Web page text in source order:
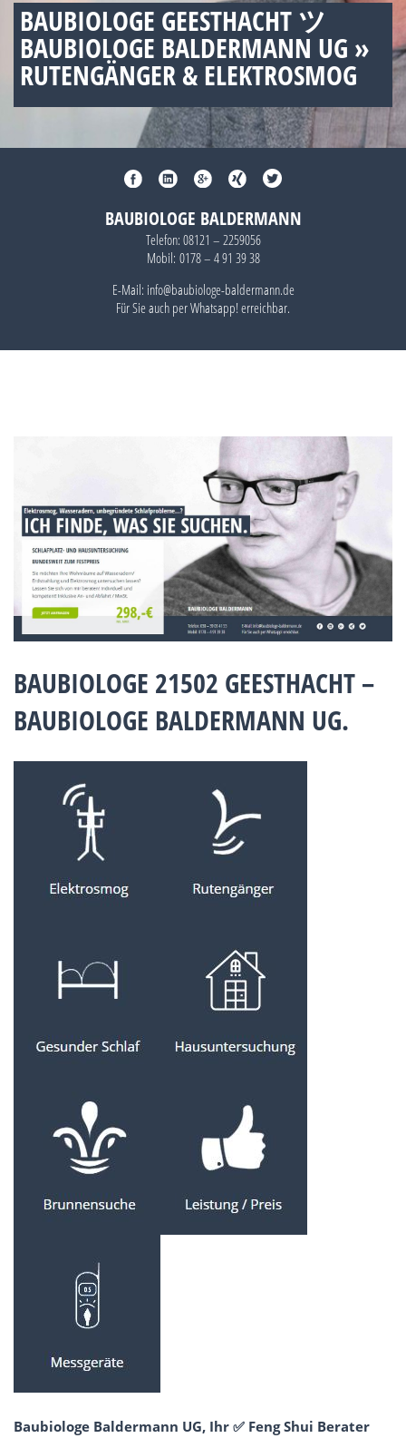
BAUBIOLOGE GEESTHACHT ツ
BAUBIOLOGE BALDERMANN UG »
RUTENGÄNGER & ELEKTROSMOG
BAUBIOLOGE BALDERMANN
Telefon: 08121 – 2259056
Mobil: 0178 – 4 91 39 38
E-Mail: info@baubiologe-baldermann.de
Für Sie auch perWhatsapp!erreichbar.
BAUBIOLOGE 21502 GEESTHACHT –
BAUBIOLOGE BALDERMANN UG.
Baubiologe Baldermann UG, Ihr ✅ Feng Shui Berater